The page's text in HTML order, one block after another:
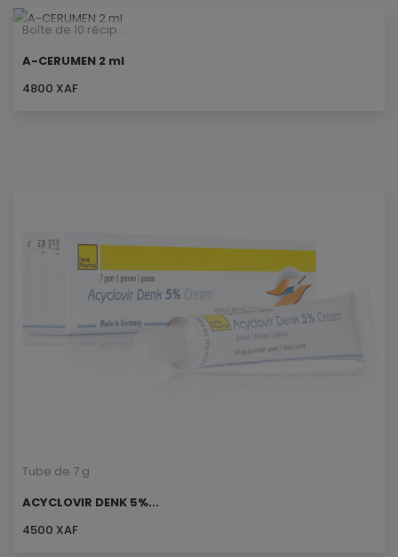
Boîte de 10 récip...
A-CERUMEN 2 ml
4800 XAF
Tube de 7 g
ACYCLOVIR DENK 5%...
4500 XAF